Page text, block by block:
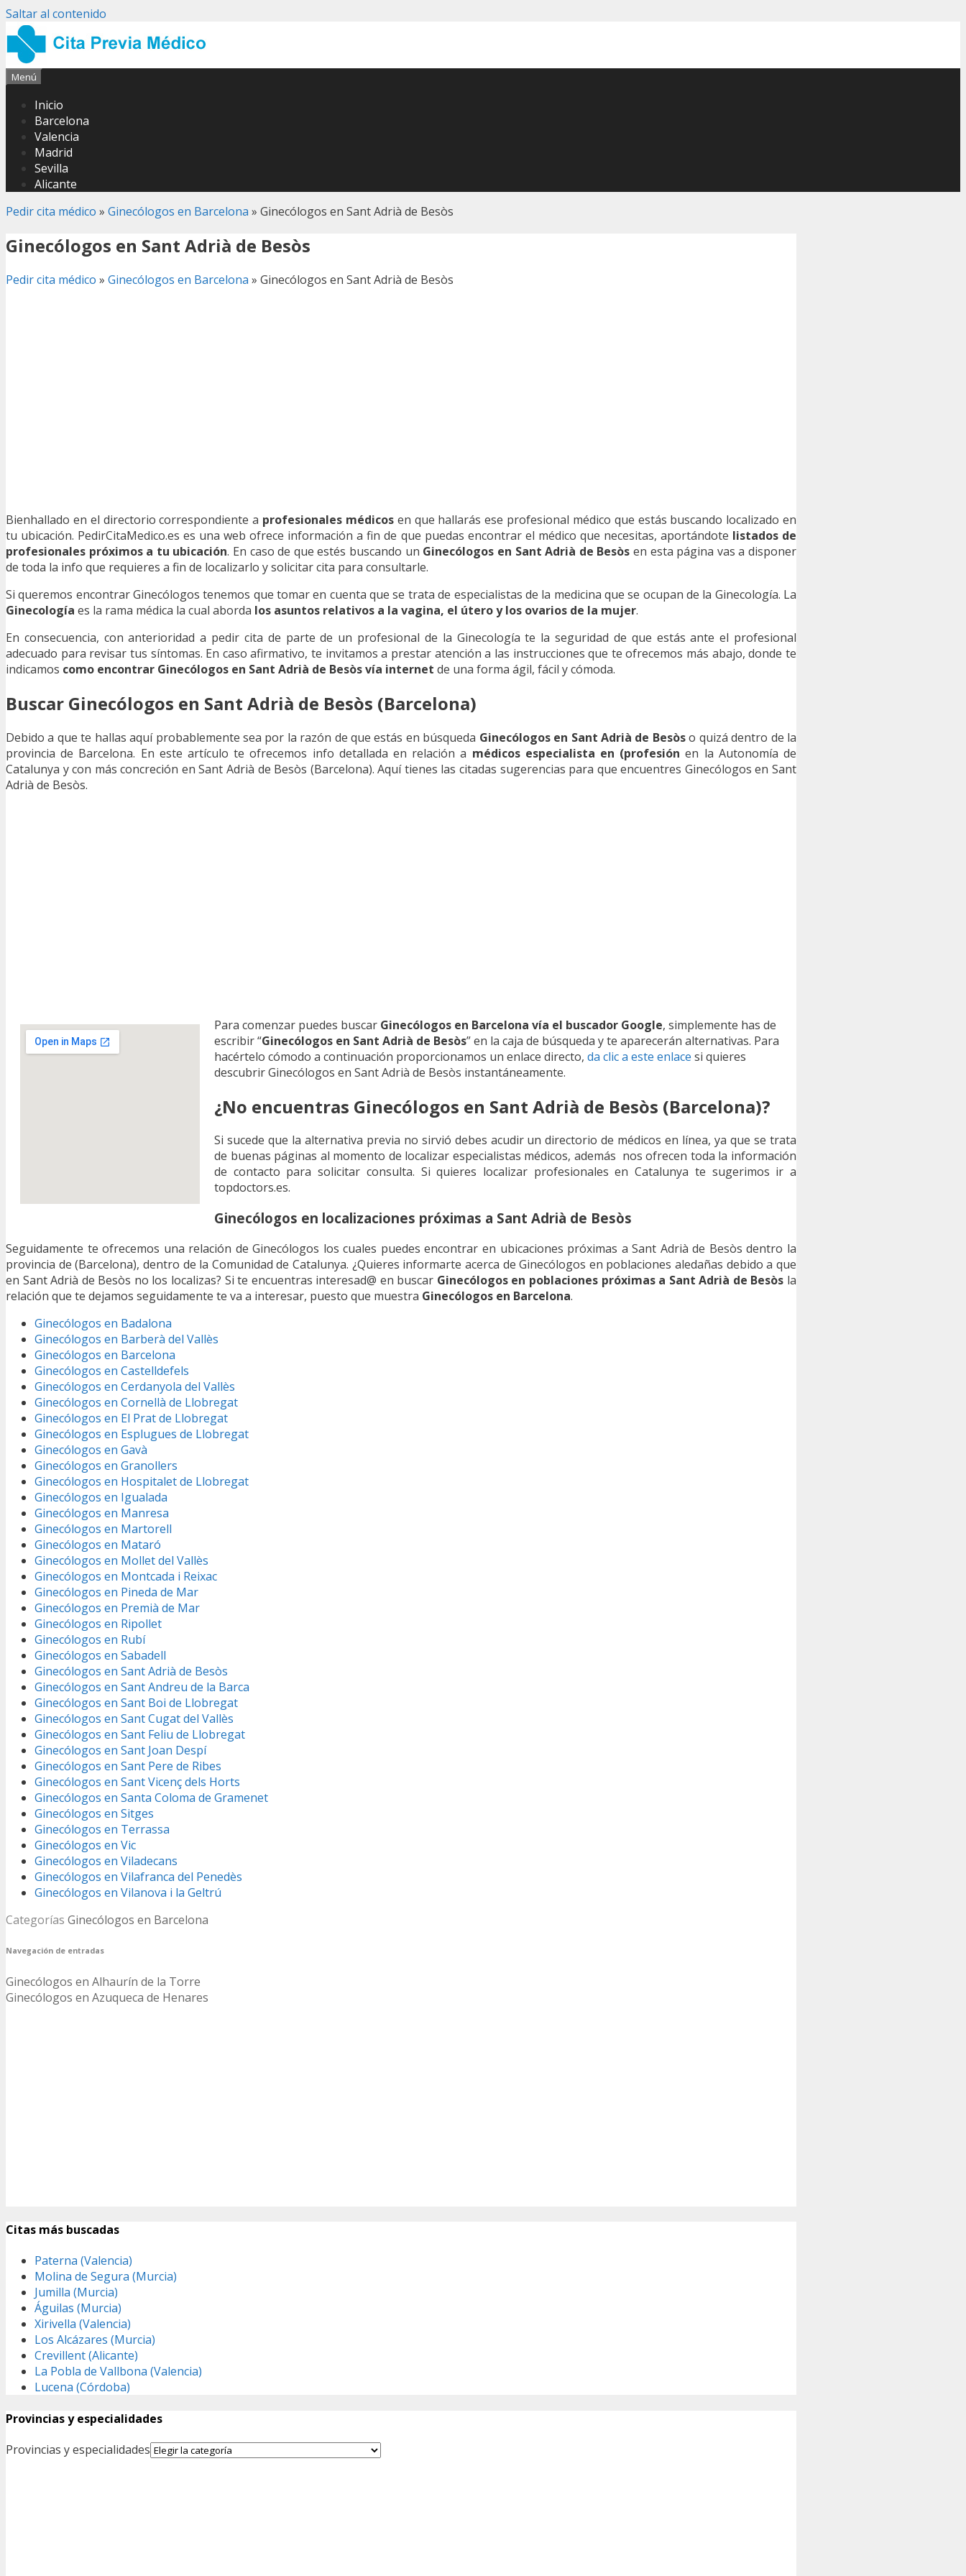
Saltar al contenido
Menú
Inicio
Barcelona
Valencia
Madrid
Sevilla
Alicante
Pedir cita médico » Ginecólogos en Barcelona » Ginecólogos en Sant Adrià de Besòs
Ginecólogos en Sant Adrià de Besòs
Pedir cita médico » Ginecólogos en Barcelona » Ginecólogos en Sant Adrià de Besòs
Bienhallado en el directorio correspondiente a profesionales médicosen que hallarás ese profesional médico que estás buscando localizado en
tu ubicación. PedirCitaMedico.es es una web ofrece información a fin de que puedas encontrar el médico que necesitas, aportándote listados de
profesionales próximos a tu ubicación. En caso de que estés buscando un Ginecólogos en Sant Adrià de Besòs en esta página vas a disponer
de toda la info que requieres a fin de localizarlo y solicitar cita para consultarle.
Si queremos encontrar Ginecólogos tenemos que tomar en cuenta que se trata de especialistas de la medicina que se ocupan de la Ginecología. La
Ginecología es la rama médica la cual aborda los asuntos relativos a la vagina, el útero y los ovarios de la mujer.
En consecuencia, con anterioridad a pedir cita de parte de un profesional de la Ginecología te la seguridad de que estás ante el profesional
adecuado para revisar tus síntomas. En caso afirmativo, te invitamos a prestar atención a las instrucciones que te ofrecemos más abajo, donde te
indicamos como encontrar Ginecólogos en Sant Adrià de Besòs vía internet de una forma ágil, fácil y cómoda.
Buscar Ginecólogos en Sant Adrià de Besòs (Barcelona)
Debido a que te hallas aquí probablemente sea por la razón de que estás en búsqueda Ginecólogos en Sant Adrià de Besòso quizá dentro de la
provincia de Barcelona. En este artículo te ofrecemos info detallada en relación a médicos especialista en (profesión en la Autonomía de
Catalunya y con más concreción en Sant Adrià de Besòs (Barcelona). Aquí tienes las citadas sugerencias para que encuentres Ginecólogos en Sant
Adrià de Besòs.
Para comenzar puedes buscar Ginecólogos en Barcelona vía el buscador Google, simplemente has de
escribir “Ginecólogos en Sant Adrià de Besòs” en la caja de búsqueda y te aparecerán alternativas. Para
hacértelo cómodo a continuación proporcionamos un enlace directo, da clic a este enlace si quieres
descubrir Ginecólogos en Sant Adrià de Besòs instantáneamente.
¿No encuentras Ginecólogos en Sant Adrià de Besòs (Barcelona)?
Si sucede que la alternativa previa no sirvió debes acudir un directorio de médicos en línea, ya que se trata
de buenas páginas al momento de localizar especialistas médicos, además nos ofrecen toda la información
de contacto para solicitar consulta. Si quieres localizar profesionales en Catalunya te sugerimos ir a
topdoctors.es.
Ginecólogos en localizaciones próximas a Sant Adrià de Besòs
Seguidamente te ofrecemos una relación de Ginecólogos los cuales puedes encontrar en ubicaciones próximas a Sant Adrià de Besòs dentro la
provincia de (Barcelona), dentro de la Comunidad de Catalunya. ¿Quieres informarte acerca de Ginecólogos en poblaciones aledañas debido a que
en Sant Adrià de Besòs no los localizas? Si te encuentras interesad@ en buscar Ginecólogos en poblaciones próximas a Sant Adrià de Besòs la
relación que te dejamos seguidamente te va a interesar, puesto que muestra Ginecólogos en Barcelona.
Ginecólogos en Badalona
Ginecólogos en Barberà del Vallès
Ginecólogos en Barcelona
Ginecólogos en Castelldefels
Ginecólogos en Cerdanyola del Vallès
Ginecólogos en Cornellà de Llobregat
Ginecólogos en El Prat de Llobregat
Ginecólogos en Esplugues de Llobregat
Ginecólogos en Gavà
Ginecólogos en Granollers
Ginecólogos en Hospitalet de Llobregat
Ginecólogos en Igualada
Ginecólogos en Manresa
Ginecólogos en Martorell
Ginecólogos en Mataró
Ginecólogos en Mollet del Vallès
Ginecólogos en Montcada i Reixac
Ginecólogos en Pineda de Mar
Ginecólogos en Premià de Mar
Ginecólogos en Ripollet
Ginecólogos en Rubí
Ginecólogos en Sabadell
Ginecólogos en Sant Adrià de Besòs
Ginecólogos en Sant Andreu de la Barca
Ginecólogos en Sant Boi de Llobregat
Ginecólogos en Sant Cugat del Vallès
Ginecólogos en Sant Feliu de Llobregat
Ginecólogos en Sant Joan Despí
Ginecólogos en Sant Pere de Ribes
Ginecólogos en Sant Vicenç dels Horts
Ginecólogos en Santa Coloma de Gramenet
Ginecólogos en Sitges
Ginecólogos en Terrassa
Ginecólogos en Vic
Ginecólogos en Viladecans
Ginecólogos en Vilafranca del Penedès
Ginecólogos en Vilanova i la Geltrú
Categorías Ginecólogos en Barcelona
Navegación de entradas
Ginecólogos en Alhaurín de la Torre
Ginecólogos en Azuqueca de Henares
Citas más buscadas
Paterna (Valencia)
Molina de Segura (Murcia)
Jumilla (Murcia)
Águilas (Murcia)
Xirivella (Valencia)
Los Alcázares (Murcia)
Crevillent (Alicante)
La Pobla de Vallbona (Valencia)
Lucena (Córdoba)
Provincias y especialidades
Provincias y especialidades